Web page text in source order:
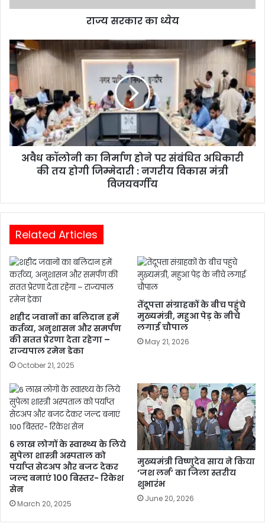
राज्य सरकार का ध्येय
अवैध कॉलोनी का निर्माण होने पर संबंधित अधिकारी
की तय होगी जिम्मेदारी : नगरीय विकास मंत्री
विजयवर्गीय
Related Articles
शहीद जवानों का बलिदान हमें
कर्तव्य, अनुशासन और समर्पण
की सतत प्रेरणा देता रहेगा –
राज्यपाल रमेन डेका
October 21, 2025
तेंदूपत्ता संग्राहकों के बीच पहुंचे
मुख्यमंत्री, महुआ पेड़ के नीचे
लगाई चौपाल
May 21, 2026
6 लाख लोगों के स्वास्थ्य के लिये
सुपेला शास्त्री अस्पताल को
पर्याप्त सेटअप और बजट देकर
जल्द बनाएं 100 बिस्तर- रिकेश
सेन
March 20, 2025
मुख्यमंत्री विष्णुदेव साय ने किया
‘जश लर्न’ का जिला स्तरीय
शुभारंभ
June 20, 2026